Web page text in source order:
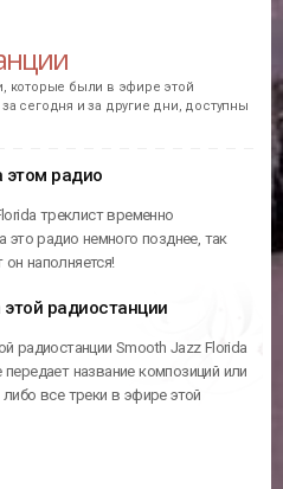
которые были в эфире этой
сегодня и за другие дни, доступны
этом радио
треклист временно
это радио немного позднее, так
наполняется!
радиостанции
радиостанции Smooth Jazz Florida
название композиций или
все треки в эфире этой